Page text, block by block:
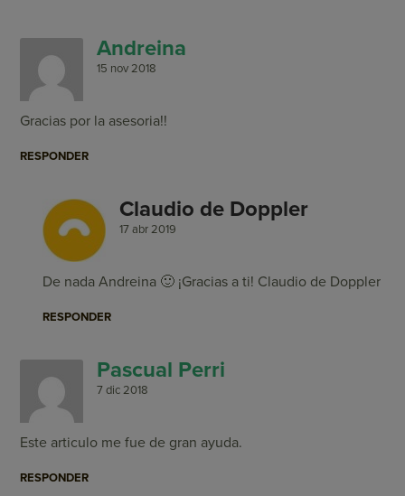
Andreina
15 nov 2018
Gracias por la asesoria!!
RESPONDER
Claudio de Doppler
17 abr 2019
De nada Andreina 🙂 ¡Gracias a ti! Claudio de Doppler
RESPONDER
Pascual Perri
7 dic 2018
Este articulo me fue de gran ayuda.
RESPONDER